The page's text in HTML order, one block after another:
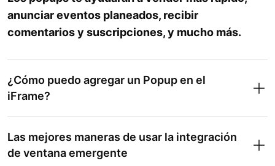
anunciar eventos planeados, recibir
comentarios y suscripciones, y mucho más.
¿Cómo puedo agregar un Popup en el
iFrame?
Las mejores maneras de usar la integración
de ventana emergente